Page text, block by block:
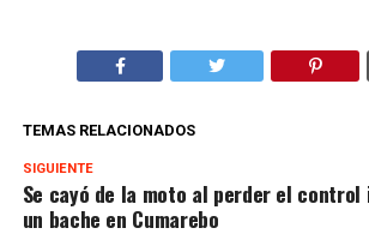
TEMAS RELACIONADOS
SIGUIENTE
Se cayó de la moto al perder el
un bache en Cumarebo